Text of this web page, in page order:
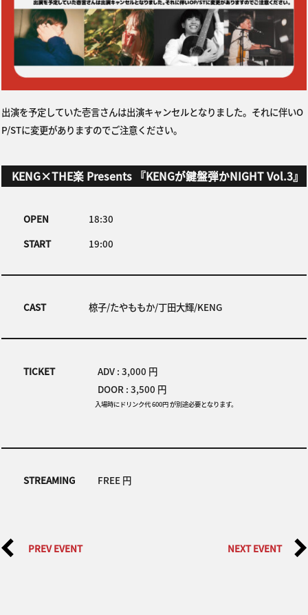
出演を予定していた壱言さんは出演キャンセルとなりました。それに伴いO
P/STに変更がありますのでご注意ください。
KENG×THE楽 Presents 『KENGが鍵盤弾かNIGHT Vol.3』
OPEN
18:30
START
19:00
CAST 椋子/たやももか/丁田大輝/KENG
TICKET
ADV : 3,000 円
DOOR : 3,500 円
入場時にドリンク代 600円 が別途必要となります。
STREAMING FREE 円
PREV EVENT NEXT EVENT